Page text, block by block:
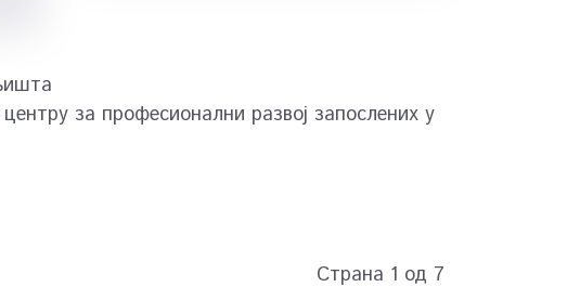
за професионални развој запослених у
Страна 1 од 7